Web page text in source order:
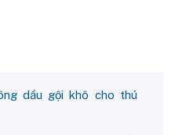
dầu gội khô cho thú